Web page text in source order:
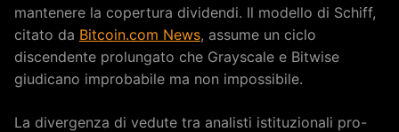
mantenere la copertura dividendi. Il modello di Schiff,
citato da Bitcoin.com News, assume un ciclo
discendente prolungato che Grayscale e Bitwise
giudicano improbabile ma non impossibile.
La divergenza di vedute tra analisti istituzionali pro-